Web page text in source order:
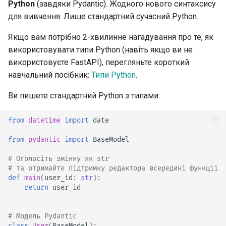
Статичні файли
Тестування
Налагодження
Python (завдяки Pydantic). Жодного нового синтаксису
для вивчення. Лише стандартний сучасний Python.
Якщо вам потрібно 2-хвилинне нагадування про те, як
використовувати типи Python (навіть якщо ви не
використовуєте FastAPI), перегляньте короткий
навчальний посібник: Типи Python.
Ви пишете стандартний Python з типами:
from datetime import date
from pydantic import BaseModel
# Оголосіть змінну як str
# та отримайте підтримку редактора всередині функції
def main(user_id : str):
return user_id
# Модель Pydantic